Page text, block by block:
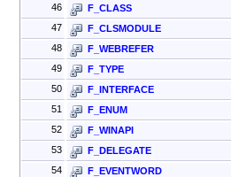
46
F_CLASS
47
F_CLSMODULE
48
F_WEBREFER
49
F_TYPE
50
F_INTERFACE
51
F_ENUM
52
F_WINAPI
53
F_DELEGATE
54
F_EVENTWORD